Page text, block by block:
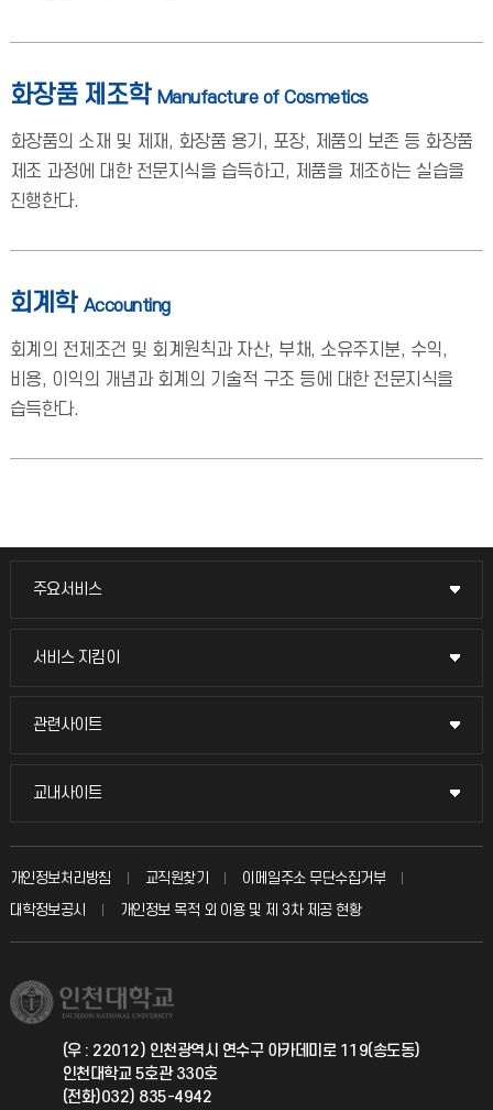
화장품 제조학 Manufacture of Cosmetics
화장품의 소재 및 제재, 화장품 용기, 포장, 제품의 보존 등 화장품
제조 과정에 대한 전문지식을 습득하고, 제품을 제조하는 실습을
진행한다.
회계학 Accounting
회계의 전제조건 및 회계원칙과 자산, 부채, 소유주지분, 수익,
비용, 이익의 개념과 회계의 기술적 구조 등에 대한 전문지식을
습득한다.
주요서비스
주요서비스
교무회의방송
입학안내
취업정보(학생)
서비스 지킴이
서비스 지킴이
묻고 답하기
칭찬마당
학생서비스 지킴이
관련사이트
관련사이트
국방헬프콜
총동문회
교내사이트
교내사이트
교수회
교육혁신본부
국제지원과
공자아카데미
개인정보처리방침 교직원찾기
이메일주소 무단수집거부
대학정보공시
개인정보 목적 외 이용 및 제 3차 제공 현황
(우 : 22012) 인천광역시 연수구 아카데미로 119(송도동)
인천대학교 5호관 330호
(전화)032) 835-4942